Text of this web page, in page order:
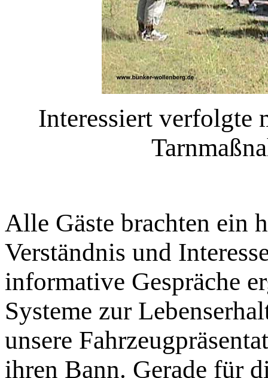
Interessiert verfolgte
Alle Gäste brachten ein
Verständnis und
informative Gespräche
Systeme zur
unsere
ihren Bann. Gerade für